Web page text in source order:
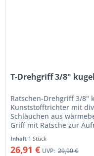
T-Drehgriff 3/8"
Ratschen-Drehgriff 3/8"
Kunststofftrichter mit
Schläuchen aus
Griff mit Ratsche zur
Inhalt 1 Stück
26,91 € UVP: 29,90 €